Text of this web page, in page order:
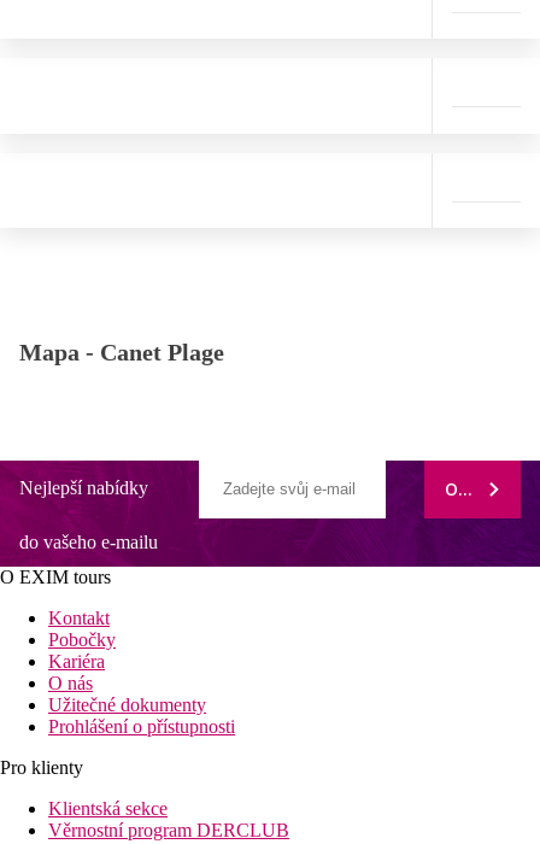
Mapa - Canet Plage
Nejlepší nabídky
do vašeho e-mailu
ODEBÍRAT
O EXIM tours
Kontakt
Pobočky
Kariéra
O nás
Užitečné dokumenty
Prohlášení o přístupnosti
Pro klienty
Klientská sekce
Věrnostní program DERCLUB